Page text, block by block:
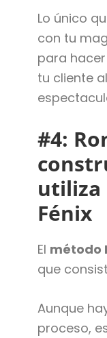
Lo único
con tu
para
tu cliente
#4:
utiliza
Fénix
El método
que
Aunque
proceso,